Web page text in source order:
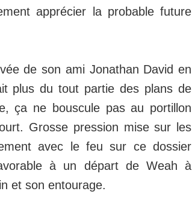
apprécier la probable future
de son ami Jonathan David en
plus du tout partie des plans de
ça ne bouscule pas au portillon
Grosse pression mise sur les
avec le feu sur ce dossier
à un départ de Weah à
et son entourage.